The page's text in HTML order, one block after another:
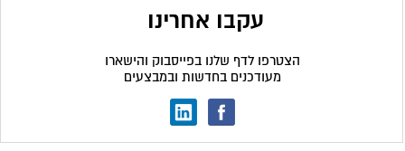
הצטרפו לדף שלנו בפייסבוק והישארו
מעודכנים בחדשות ובמבצעים
עקבו אחרינו